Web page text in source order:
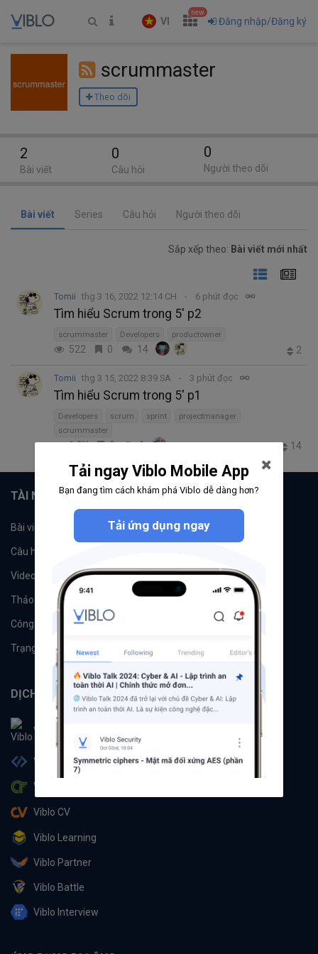
VI
new
Đăng nhập/Đăng ký
scrummaster
Theo dõi
Bài viết Series Câu hỏi Người theo dõi
Sắp xếp theo: Bài viết mới nhất
Tomii thg 3 16, 2022 12:14 CH 6 phút đọc
Tìm hiểu Scrum trong 5' p2
scrummaster Developers productowner
522 0 14 2
Tomii thg 3 15, 2022 8:39 SA 3 phút đọc
Tìm hiểu Scrum trong 5' p1
Developers scrum sprint
projectmanager
scrummaster
1.3K 3 1 14
2
Bài viết
0
Câu hỏi
0
Người theo dõi
TÀI NGUYÊN
Bài viết Tổ chức
Câu hỏi
Videos Tác giả
Thảo luận Đề xuất hệ thống
Công cụ Machine Learning
Trạng thái hệ thống
DỊCH VỤ
Viblo
Viblo Code
Viblo CTF
Viblo CV
Viblo Learning
Viblo Partner
Viblo Battle
Viblo Interview
Tải ngay Viblo Mobile App
Bạn đang tìm cách khám phá Viblo dễ dàng hơn?
Tải ứng dụng ngay